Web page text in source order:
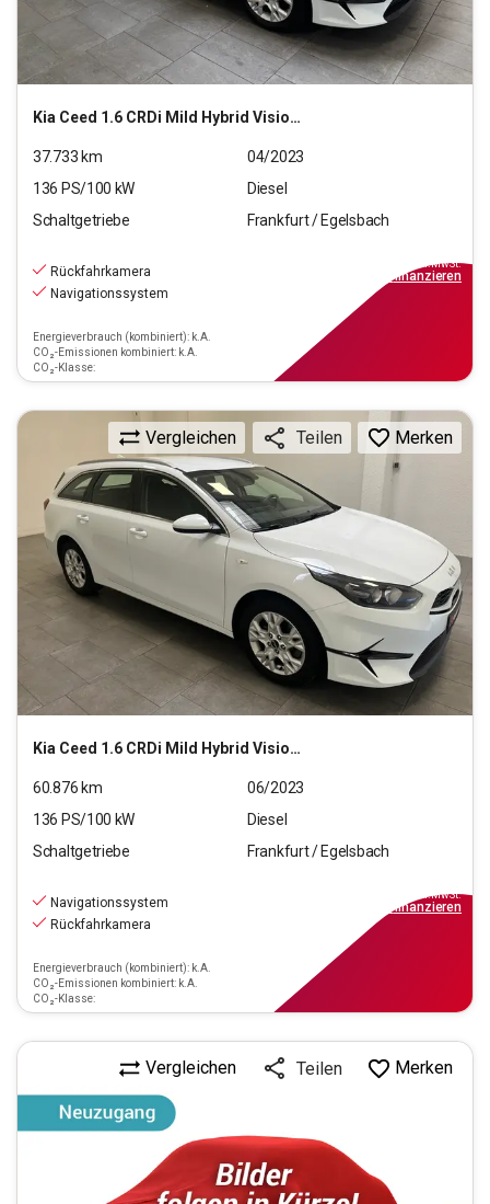
Kia Ceed 1.6 CRDi Mild Hybrid Vision (EURO 6d)
37.733 km
04/2023
136 PS/100 kW
Diesel
Schaltgetriebe
Frankfurt / Egelsbach
Rückfahrkamera
Navigationssystem
Energieverbrauch (kombiniert): k.A.
CO₂-Emissionen kombiniert: k.A.
CO₂-Klasse:
inkl.MwSt.
finanzieren
Kia Ceed 1.6 CRDi Mild Hybrid Vision (EURO 6d)
Vergleichen Teilen Merken
60.876km
06/2023
136 PS/100 kW
Diesel
Schaltgetriebe
Frankfurt / Egelsbach
Navigationssystem
Rückfahrkamera
Energieverbrauch (kombiniert): k.A.
CO₂-Emissionen kombiniert: k.A.
CO₂-Klasse:
inkl.MwSt.
finanzieren
Vergleichen Teilen Merken